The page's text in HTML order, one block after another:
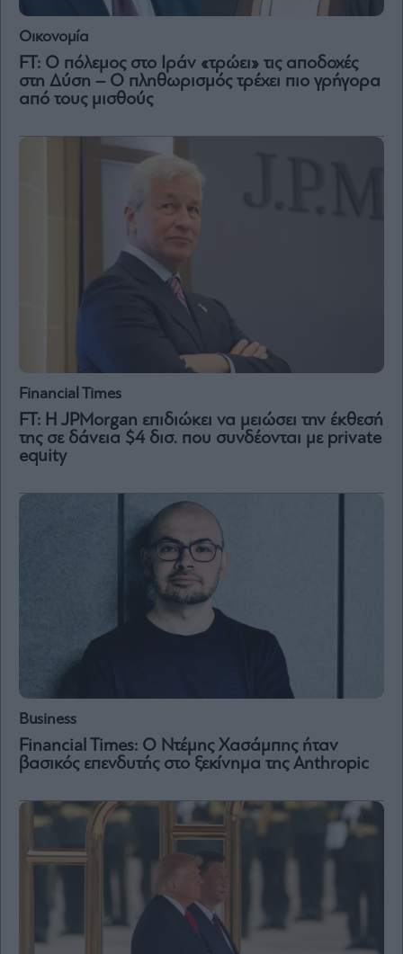
Οικονομία
FT: Ο πόλεμος στο Ιράν «τρώει» τις αποδοχές
στη Δύση – Ο πληθωρισμός τρέχει πιο γρήγορα
από τους μισθούς
Financial Times
FT: Η JPMorgan επιδιώκει να μειώσει την έκθεσή
της σε δάνεια $4 δισ. που συνδέονται με private
equity
Business
Financial Times: Ο Ντέμης Χασάμπης ήταν
βασικός επενδυτής στο ξεκίνημα της Anthropic